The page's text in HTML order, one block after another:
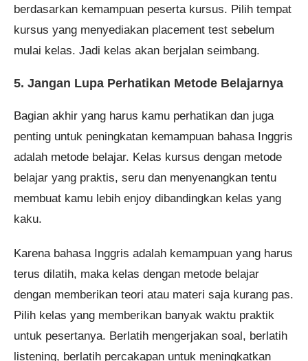
berdasarkan kemampuan peserta kursus. Pilih tempat
kursus yang menyediakan placement test sebelum
mulai kelas. Jadi kelas akan berjalan seimbang.
5. Jangan Lupa Perhatikan Metode Belajarnya
Bagian akhir yang harus kamu perhatikan dan juga
penting untuk peningkatan kemampuan bahasa Inggris
adalah metode belajar. Kelas kursus dengan metode
belajar yang praktis, seru dan menyenangkan tentu
membuat kamu lebih enjoy dibandingkan kelas yang
kaku.
Karena bahasa Inggris adalah kemampuan yang harus
terus dilatih, maka kelas dengan metode belajar
dengan memberikan teori atau materi saja kurang pas.
Pilih kelas yang memberikan banyak waktu praktik
untuk pesertanya. Berlatih mengerjakan soal, berlatih
listening, berlatih percakapan untuk meningkatkan